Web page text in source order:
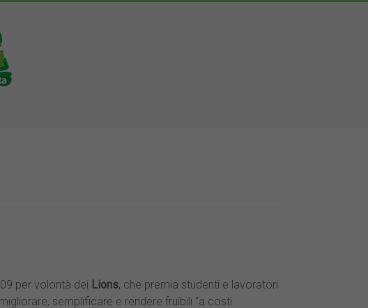
per volontà dei Lions, che premia studenti e lavoratori
semplificare e rendere fruibili “a costi